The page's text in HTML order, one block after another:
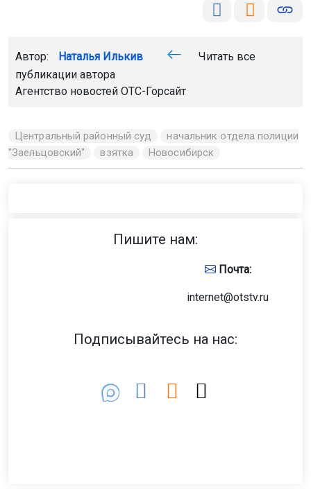
Автор: Наталья Илькив
Читать все
публикации автора
Агентство новостей ОТС-Горсайт
Центральный районный суд
начальник отдела полиции
"Заельцовский"
взятка Новосибирск
Пишите нам:
Почта:
internet@otstv.ru
Подписывайтесь на нас: